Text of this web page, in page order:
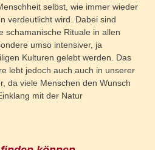
selbst, wie immer wieder
verdeutlicht wird. Dabei sind
schamanische Rituale in allen
umso intensiver, ja
Kulturen gelebt werden. Das
lebt jedoch auch auch in unserer
da viele Menschen den Wunsch
mit der Natur